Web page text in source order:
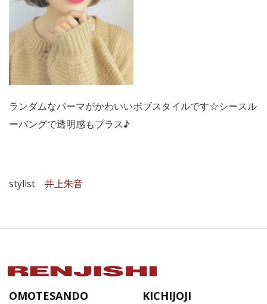
ランダムなパーマがかわいいボブスタイルです☆シースル
ーバングで透明感もプラス♪
stylist 井上朱音
OMOTESANDO KICHIJOJI